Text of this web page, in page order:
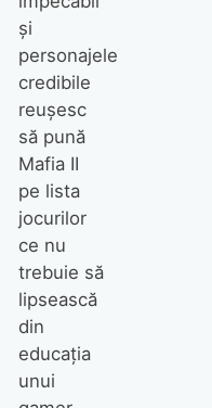
şi
personajele
credibile
reuşesc
să pună
Mafia II
pe lista
jocurilor
ce nu
trebuie să
lipsească
din
educaţia
unui